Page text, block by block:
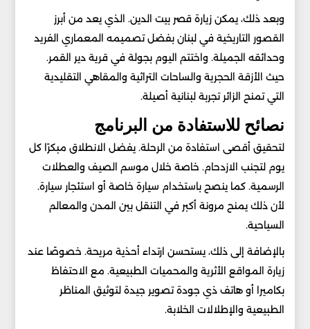
وبعد ذلك، يمكن زيارة قصر بيت الدين. الذي يعد من أبرز
القصور التاريخية في لبنان بفضل تصميمه المعماري الفريد
وحدائقه الجميلة. واختتم اليوم بجولة في قرية دير القمر.
حيث الأزقة الحجرية والساحات التراثية والمقاهي التقليدية
التي تمنح الزائر تجربة لبنانية أصيلة.
نصائح للاستفادة من البرنامج
لتحقيق أقصى استفادة من الرحلة. يفضل الانطلاق مبكرًا كل
يوم لتجنب الازدحام. خاصة خلال موسم الصيف والعطلات
الرسمية. كما ينصح باستخدام سيارة خاصة أو استئجار سيارة.
لأن ذلك يمنح مرونة أكبر في التنقل بين المدن والمعالم
السياحية.
بالإضافة إلى ذلك، يستحسن ارتداء أحذية مريحة. خصوصًا عند
زيارة المواقع الأثرية والمحميات الطبيعية. مع الاحتفاظ
بكاميرا أو هاتف ذي جودة تصوير جيدة لتوثيق المناظر
الطبيعية والإطلالات الخلابة.